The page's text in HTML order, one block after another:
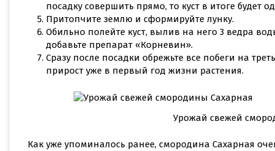
посадку совершить прямо, то куст в итоге будет
Притопчите землю и сформируйте лунку.
Обильно полейте куст, вылив на него 3 ведра
добавьте препарат «Корневин».
Сразу после посадки обрежьте все побеги на
прирост уже в первый год жизни растения.
Урожай свежей
Как уже упоминалось ранее, смородина Сахарная